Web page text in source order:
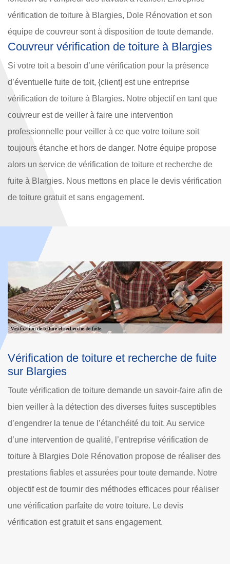
vérification de toiture à Blargies, Dole Rénovation et son
équipe de couvreur sont à disposition de toute demande.
Couvreur vérification de toiture à Blargies
Si votre toit a besoin d’une vérification pour la présence
d’éventuelle fuite de toit, {client] est une entreprise
vérification de toiture à Blargies. Notre objectif en tant que
couvreur est de veiller à faire une intervention
professionnelle pour veiller à ce que votre toiture soit
toujours étanche et hors de danger. Notre équipe propose
alors un service de vérification de toiture et recherche de
fuite à Blargies. Nous mettons en place le devis vérification
de toiture gratuit et sans engagement.
de fuite
faire afin de
service
de
des
Notre
réaliser
La préservation de la durée de vie
toiture et les travaux de recherche
fuites de toit à Blargies
Les travaux de recherche des fuites de toit
trouver avec exactitude toutes les fuites. En fait,
permettre d'éviter l'absence de réparation pour ces
détériorations. Les propriétaires sont alors
l'affaiblissement de la structure de la toiture. Il faut
mettre à l'abri de la détérioration prématurée des
de couverture. Dole Rénovation se charge de ces
et il établit un devis qui ne nécessite pas le